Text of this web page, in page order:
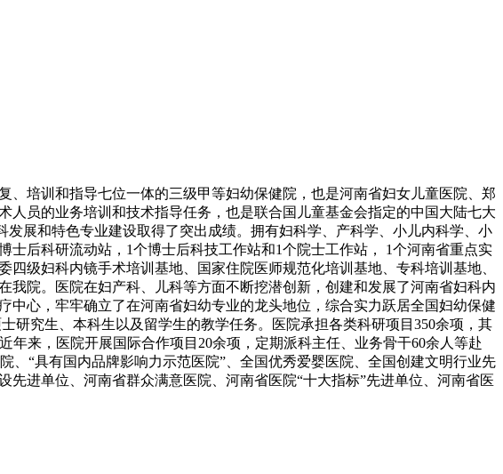
培训和指导七位一体的三级甲等妇幼保健院，也是河南省妇女儿童医院、郑
员的业务培训和技术指导任务，也是联合国儿童基金会指定的中国大陆七大
展和特色专业建设取得了突出成绩。拥有妇科学、产科学、小儿内科学、小
士后科研流动站，1个博士后科技工作站和1个院士工作站， 1个河南省重点实
级妇科内镜手术培训基地、国家住院医师规范化培训基地、专科培训基地、
院。医院在妇产科、儿科等方面不断挖潜创新，创建和发展了河南省妇科内
心，牢牢确立了在河南省妇幼专业的龙头地位，综合实力跃居全国妇幼保健
研究生、本科生以及留学生的教学任务。医院承担各类科研项目350余项，其
年来，医院开展国际合作项目20余项，定期派科主任、业务骨干60余人等赴
、“具有国内品牌影响力示范医院”、全国优秀爱婴医院、全国创建文明行业先
进单位、河南省群众满意医院、河南省医院“十大指标”先进单位、河南省医